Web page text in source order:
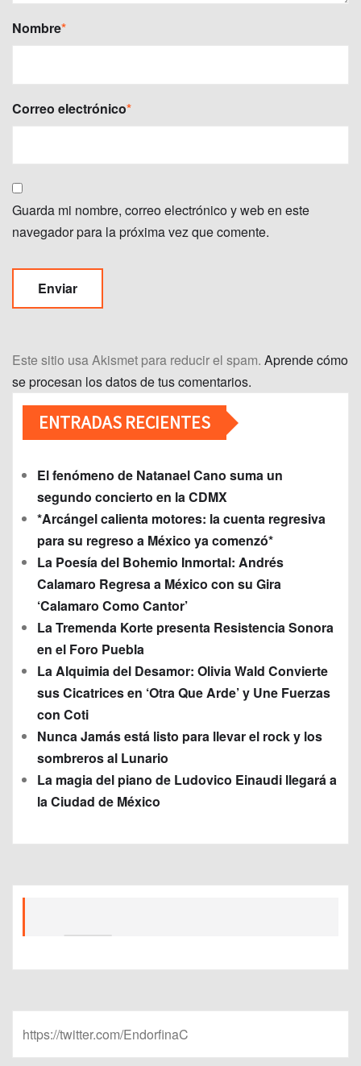
Nombre*
Correo electrónico*
Guarda mi nombre, correo electrónico y web en este
navegador para la próxima vez que comente.
Este sitio usa Akismet para reducir el spam. Aprende cómo
se procesan los datos de tus comentarios.
ENTRADAS RECIENTES
El fenómeno de Natanael Cano suma un
segundo concierto en la CDMX
*Arcángel calienta motores: la cuenta regresiva
para su regreso a México ya comenzó*
La Poesía del Bohemio Inmortal: Andrés
Calamaro Regresa a México con su Gira
‘Calamaro Como Cantor’
La Tremenda Korte presenta Resistencia Sonora
en el Foro Puebla
La Alquimia del Desamor: Olivia Wald Convierte
sus Cicatrices en ‘Otra Que Arde’ y Une Fuerzas
con Coti
Nunca Jamás está listo para llevar el rock y los
sombreros al Lunario
La magia del piano de Ludovico Einaudi llegará a
la Ciudad de México
https://twitter.com/EndorfinaC